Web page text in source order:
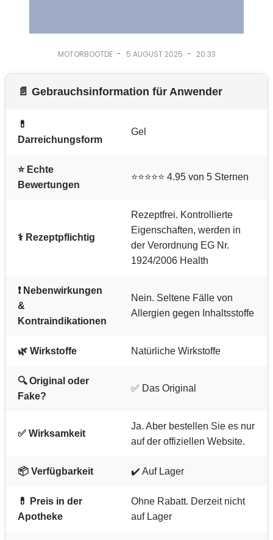
MOTORBOOTDE - 5 AUGUST 2025 - 20:33
📄 Gebrauchsinformation für Anwender
💊
Darreichungsform
Gel
⭐ Echte
Bewertungen
⭐⭐⭐⭐⭐ 4.95 von 5 Sternen
⚕️ Rezeptpflichtig
Rezeptfrei. Kontrollierte
Eigenschaften, werden in
der Verordnung EG Nr.
1924/2006 Health
❗ Nebenwirkungen
&
Kontraindikationen
Nein. Seltene Fälle von
Allergien gegen Inhaltsstoffe
🌿 Wirkstoffe Natürliche Wirkstoffe
🔍 Original oder
Fake?
✅ Das Original
✅ Wirksamkeit
Ja. Aber bestellen Sie es nur
auf der offiziellen Website.
📦 Verfügbarkeit ✔️ Auf Lager
💊 Preis in der
Apotheke
Ohne Rabatt. Derzeit nicht
auf Lager